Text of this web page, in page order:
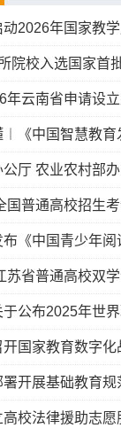
2026年国家教
院校入选国家首
合试点
年云南省申请设
培养项目的公示
《中国智慧教育
）》
厅 农业农村部
于公布通过2025
学位研究生培养单
知
国普通高校招生
开《中国青少年阅
业标准
苏省普通高校双
项目和联合学士
公布2025年世
名单的通知
开国家教育数字化
会，全面深入推
开展基础教育规
高校法律援助志愿